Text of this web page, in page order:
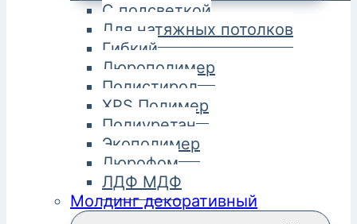
С подсветкой
Для натяжных потолков
Гибкий
Дюрополимер
Полистирол
XPS Полимер
Полиуретан
Экополимер
Дюрофом
ЛДФ МДФ
Молдинг декоративный